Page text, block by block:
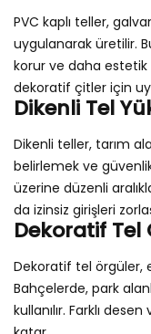
PVC kaplı teller,
uygulanarak üretilir.
korur ve daha
dekoratif çitler için
Dikenli Tel
Dikenli teller, tarım
belirlemek ve
üzerine düzenli
da izinsiz girişleri
Dekoratif Tel
Dekoratif tel örgüler,
Bahçelerde, park
kullanılır. Farklı